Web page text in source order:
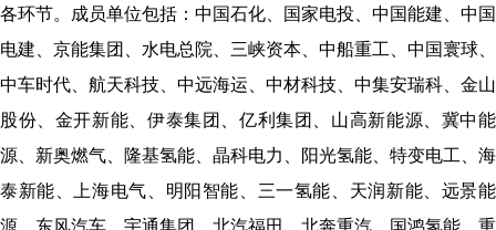
各环节。成员单位包括：中国石化、国家电投、中国能建、中国
电建、京能集团、水电总院、三峡资本、中船重工、中国寰球、
中车时代、航天科技、中远海运、中材科技、中集安瑞科、金山
股份、金开新能、伊泰集团、亿利集团、山高新能源、冀中能
源、新奥燃气、隆基氢能、晶科电力、阳光氢能、特变电工、海
泰新能、上海电气、明阳智能、三一氢能、天润新能、远景能